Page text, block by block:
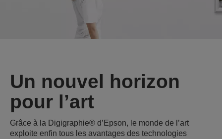
Un nouvel horizon
pour l’art
Grâce à la Digigraphie® d’Epson, le monde de l’art
exploite enfin tous les avantages des technologies